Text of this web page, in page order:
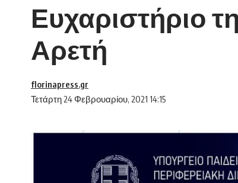
Ευχαριστήριο
Αρετή
Τετάρτη 24 Φεβρουαρίου, 2021 14:15
florinapress.gr